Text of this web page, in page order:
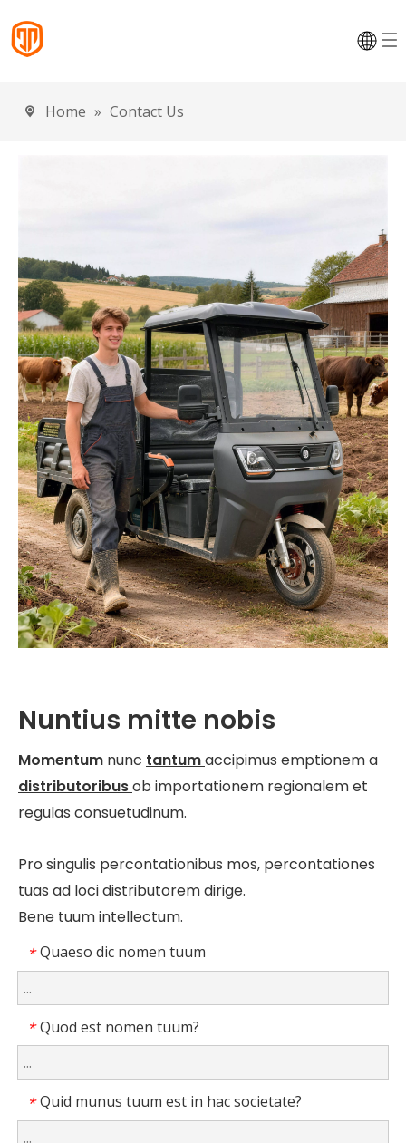
Home » Contact Us
Nuntius mitte nobis
Momentum nunc tantumaccipimus emptionem a
distributoribusob importationem regionalem et
regulas consuetudinum.
Pro singulis percontationibus mos, percontationes
tuas ad loci distributorem dirige.
Bene tuum intellectum.
* Quaeso dic nomen tuum
* Quod est nomen tuum?
* Quid munus tuum est in hac societate?